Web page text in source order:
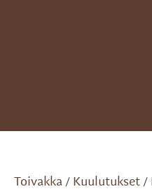
Toivakka / Kuulutukset /